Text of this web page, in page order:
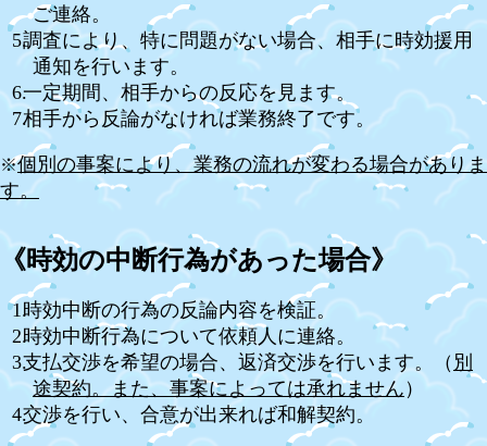
ご連絡。
調査により、特に問題がない場合、相手に時効援用
通知を行います。
一定期間、相手からの反応を見ます。
相手から反論がなければ業務終了です。
※個別の事案により、業務の流れが変わる場合がありま
す。
《時効の中断行為があった場合》
時効中断の行為の反論内容を検証。
時効中断行為について依頼人に連絡。
支払交渉を希望の場合、返済交渉を行います。（ 別
途契約。また、事案によっては承れません ）
交渉を行い、合意が出来れば和解契約。